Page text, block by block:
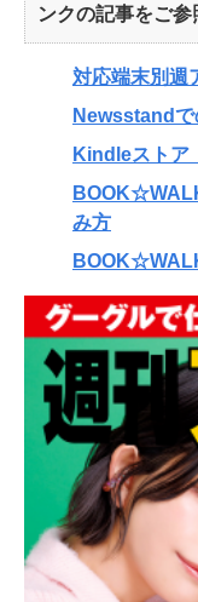
ンクの記事をご参
対応端末別週
Newsstand
Kindleストア
み方